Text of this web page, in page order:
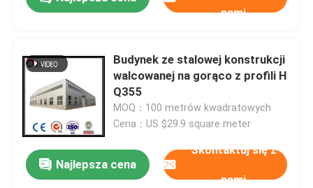
nami
Budynek ze stalowej konstrukcji
walcowanej na gorąco z profili H
Q355
MOQ：100 metrów kwadratowych
Cena：US $29.9 square meter
Najlepsza cena
Skontaktuj się z
nami